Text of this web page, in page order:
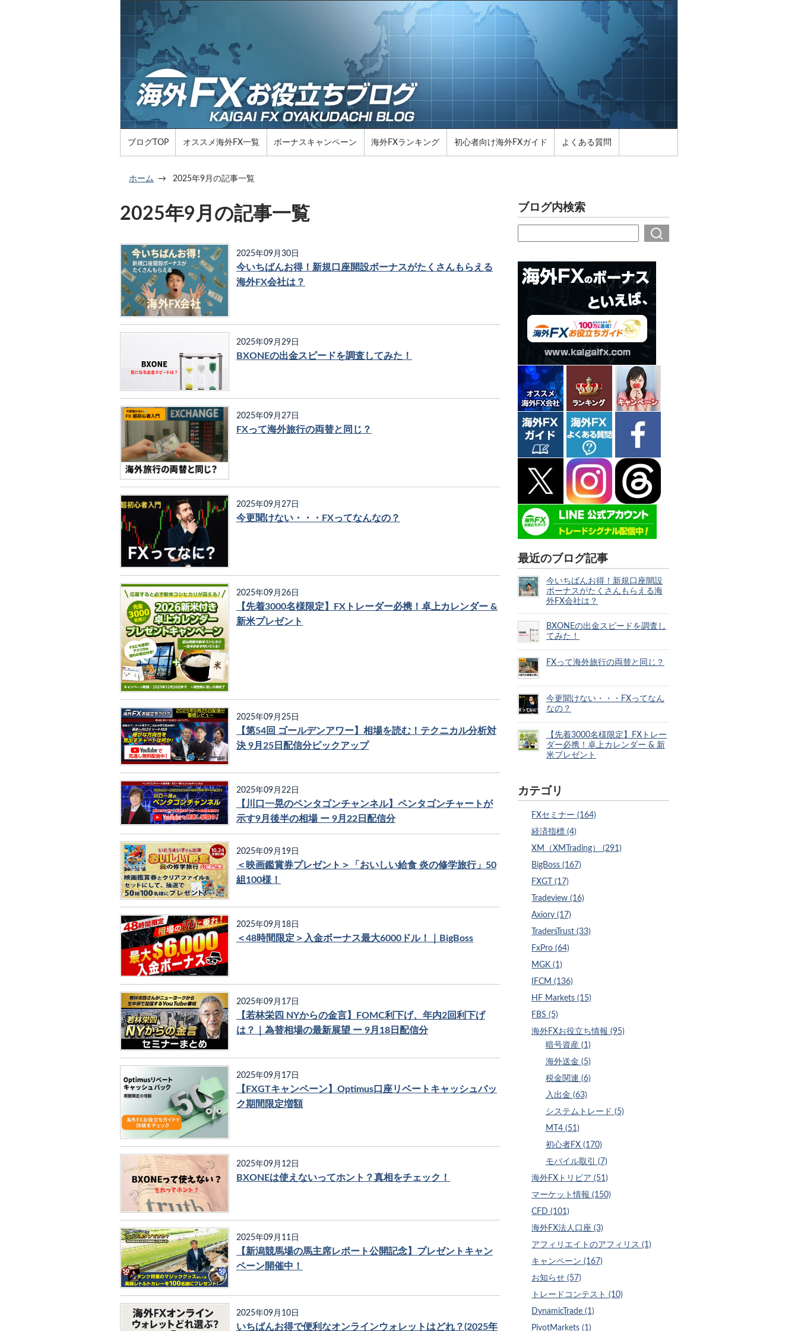
ブログTOP オススメ海外FX一覧 ボーナスキャンペーン 海外FXランキング 初心者向け海外FXガイド よくある質問
ホーム 2025年9月の記事一覧
2025年9月の記事一覧
2025年09月30日
今いちばんお得！新規口座開設ボーナスがたくさんもらえる
海外FX会社は？
2025年09月29日
BXONEの出金スピードを調査してみた！
2025年09月27日
FXって海外旅行の両替と同じ？
2025年09月27日
今更聞けない・・・FXってなんなの？
2025年09月26日
【先着3000名様限定】FXトレーダー必携！卓上カレンダー &
新米プレゼント
2025年09月25日
【第54回 ゴールデンアワー】相場を読む！テクニカル分析対
決 9月25日配信分ピックアップ
2025年09月22日
【川口一晃のペンタゴンチャンネル】ペンタゴンチャートが
示す9月後半の相場 ー 9月22日配信分
2025年09月19日
＜映画鑑賞券プレゼント＞「おいしい給食 炎の修学旅行」50
組100様！
2025年09月18日
＜48時間限定＞入金ボーナス最大6000ドル！｜BigBoss
2025年09月17日
【若林栄四 NYからの金言】FOMC利下げ、年内2回利下げ
は？｜為替相場の最新展望 ー 9月18日配信分
2025年09月17日
【FXGTキャンペーン】Optimus口座リベートキャッシュバッ
ク期間限定増額
2025年09月12日
BXONEは使えないってホント？真相をチェック！
2025年09月11日
【新潟競馬場の馬主席レポート公開記念】プレゼントキャン
ペーン開催中！
2025年09月10日
いちばんお得で便利なオンラインウォレットはどれ？(2025年
ブログ内検索
最近のブログ記事
今いちばんお得！新規口座開設
ボーナスがたくさんもらえる海
外FX会社は？
BXONEの出金スピードを調査し
てみた！
FXって海外旅行の両替と同じ？
今更聞けない・・・FXってなん
なの？
【先着3000名様限定】FXトレー
ダー必携！卓上カレンダー & 新
米プレゼント
カテゴリ
FXセミナー (164)
経済指標 (4)
XM（XMTrading） (291)
BigBoss (167)
FXGT (17)
Tradeview (16)
Axiory (17)
TradersTrust (33)
FxPro (64)
MGK (1)
IFCM (136)
HF Markets (15)
FBS (5)
海外FXお役立ち情報 (95)
暗号資産 (1)
海外送金 (5)
税金関連 (6)
入出金 (63)
システムトレード (5)
MT4 (51)
初心者FX (170)
モバイル取引 (7)
海外FXトリビア (51)
マーケット情報 (150)
CFD (101)
海外FX法人口座 (3)
アフィリエイトのアフィリス (1)
キャンペーン (167)
お知らせ (57)
トレードコンテスト (10)
DynamicTrade (1)
PivotMarkets (1)